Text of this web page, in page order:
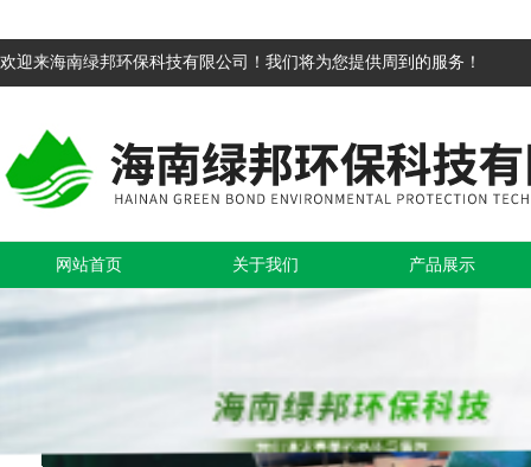
欢迎来海南绿邦环保科技有限公司！我们将为您提供周到的服务！
网站首页 关于我们 产品展示